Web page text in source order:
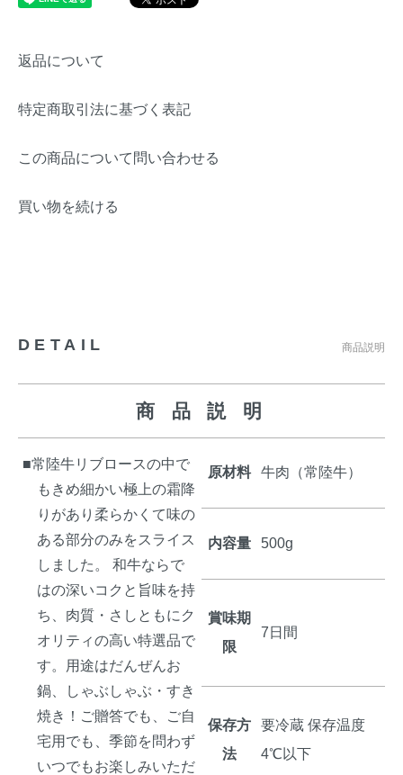
返品について
特定商取引法に基づく表記
この商品について問い合わせる
買い物を続ける
DETAIL 商品説明
商 品 説 明
■常陸牛リブロースの中で
もきめ細かい極上の霜降
りがあり柔らかくて味の
ある部分のみをスライス
しました。 和牛ならで
はの深いコクと旨味を持
ち、肉質・さしともにク
オリティの高い特選品で
す。用途はだんぜんお
鍋、しゃぶしゃぶ・すき
焼き！ご贈答でも、ご自
宅用でも、季節を問わず
いつでもお楽しみいただ
原材料 牛肉（常陸牛）
内容量 500g
賞味期
限
7日間
保存方
法
要冷蔵 保存温度
4℃以下